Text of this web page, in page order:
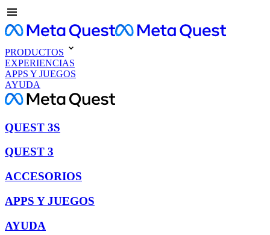
PRODUCTOS
EXPERIENCIAS
APPS Y JUEGOS
AYUDA
QUEST 3S
QUEST 3
ACCESORIOS
APPS Y JUEGOS
AYUDA